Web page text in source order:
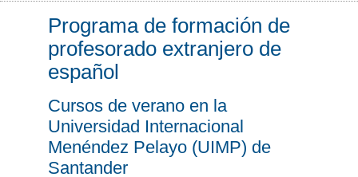
Programa de formación de
profesorado extranjero de
español
Cursos de verano en la
Universidad Internacional
Menéndez Pelayo (UIMP) de
Santander